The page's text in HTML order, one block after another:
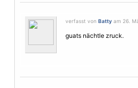
verfasst von Batty am 26.
guats nächtle zruck.